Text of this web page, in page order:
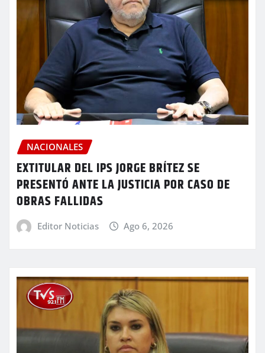
NACIONALES
EXTITULAR DEL IPS JORGE BRÍTEZ SE
PRESENTÓ ANTE LA JUSTICIA POR CASO DE
OBRAS FALLIDAS
Editor Noticias Ago 6, 2026